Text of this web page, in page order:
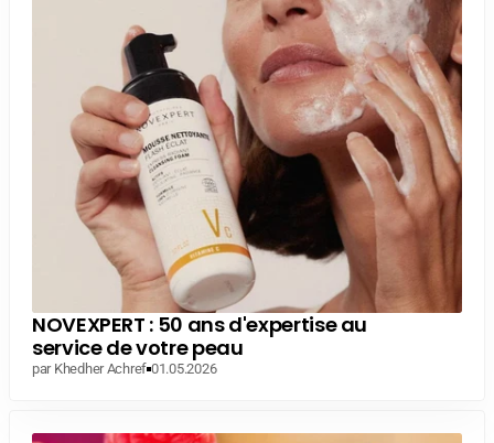
NOVEXPERT : 50 ans d'expertise au
service de votre peau
par Khedher Achref 01.05.2026